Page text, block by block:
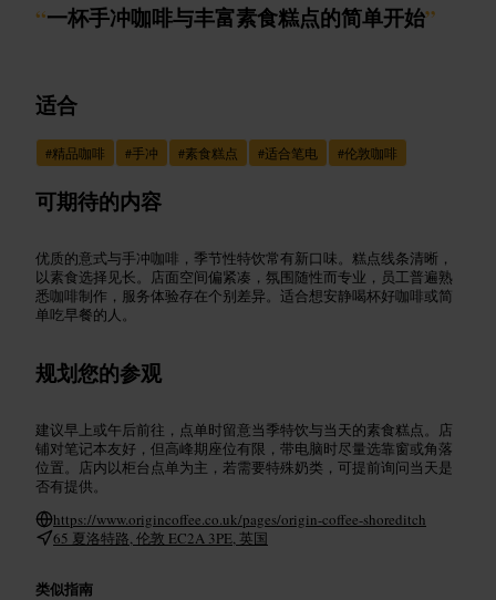
“一杯手冲咖啡与丰富素食糕点的简单开始”
适合
#精品咖啡 #手冲 #素食糕点 #适合笔电 #伦敦咖啡
可期待的内容
优质的意式与手冲咖啡，季节性特饮常有新口味。糕点线条清晰，
以素食选择见长。店面空间偏紧凑，氛围随性而专业，员工普遍熟
悉咖啡制作，服务体验存在个别差异。适合想安静喝杯好咖啡或简
单吃早餐的人。
规划您的参观
建议早上或午后前往，点单时留意当季特饮与当天的素食糕点。店
铺对笔记本友好，但高峰期座位有限，带电脑时尽量选靠窗或角落
位置。店内以柜台点单为主，若需要特殊奶类，可提前询问当天是
否有提供。
https://www.origincoffee.co.uk/pages/origin-coffee-shoreditch
65 夏洛特路, 伦敦 EC2A 3PE, 英国
类似指南